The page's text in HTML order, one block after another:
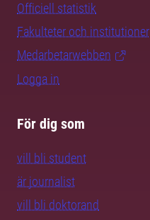
Officiell statistik
Fakulteter och institutioner
Medarbetarwebben
Logga in
För dig som
vill bli student
är journalist
vill bli doktorand